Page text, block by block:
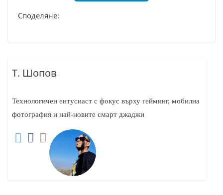
Споделяне:
Т. Шопов
Технологичен ентусиаст с фокус върху гейминг, мобилна
фотография и най-новите смарт джаджи